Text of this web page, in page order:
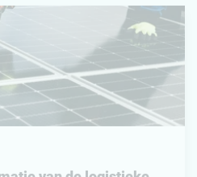
van de logistieke